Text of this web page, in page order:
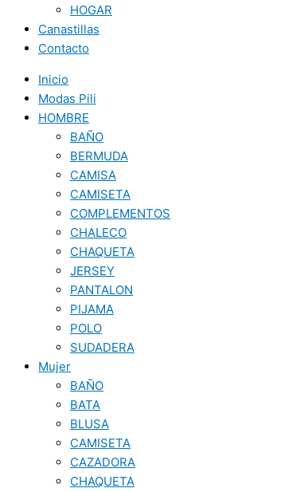
HOGAR
Canastillas
Contacto
Inicio
Modas Pili
HOMBRE
BAÑO
BERMUDA
CAMISA
CAMISETA
COMPLEMENTOS
CHALECO
CHAQUETA
JERSEY
PANTALON
PIJAMA
POLO
SUDADERA
Mujer
BAÑO
BATA
BLUSA
CAMISETA
CAZADORA
CHAQUETA